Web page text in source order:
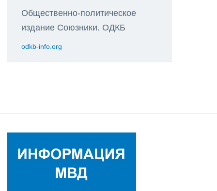
Общественно-политическое
издание Союзники. ОДКБ
odkb-info.org